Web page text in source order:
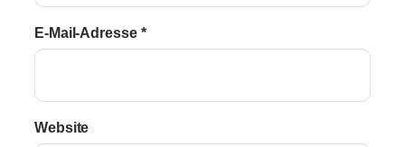
E-Mail-Adresse *
Website